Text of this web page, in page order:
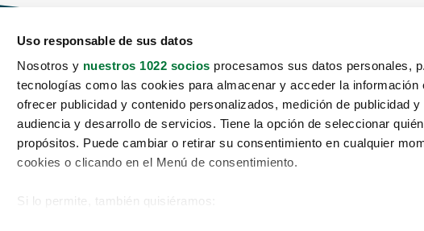
Uso responsable de sus datos
Nosotros y nuestros 1022 socios procesamos sus datos personales,
tecnologías como las cookies para almacenar y acceder la
ofrecer publicidad y contenido personalizados, medición de publicidad
audiencia y desarrollo de servicios. Tiene la opción de seleccionar
propósitos. Puede cambiar o retirar su consentimiento en cualquier
cookies o clicando en el Menú de consentimiento.
Si lo permite, también quisiéramos: